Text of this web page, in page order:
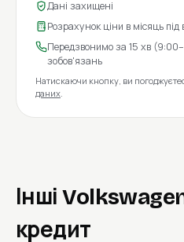
Дані захищені
Розрахунок ціни в місяць під
Передзвонимо за 15 хв
зобов'язань
Натискаючи кнопку, ви
даних.
Інші
кредит